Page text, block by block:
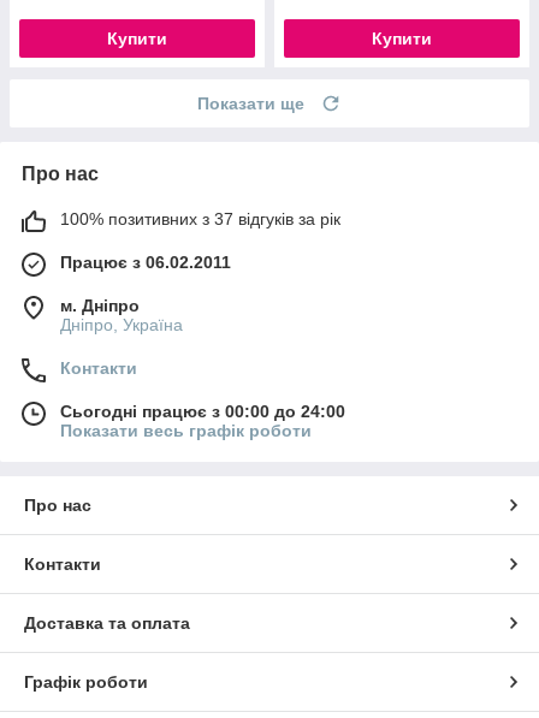
Купити Купити
Показати ще
Про нас
100% позитивних з 37 відгуків за рік
Працює з 06.02.2011
м. Дніпро
Дніпро, Україна
Контакти
Сьогодні працює з 00:00 до 24:00
Показати весь графік роботи
Про нас
Контакти
Доставка та оплата
Графік роботи